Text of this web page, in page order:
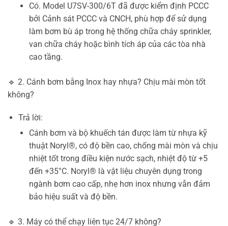
Có. Model U7SV-300/6T đã được kiểm định PCCC
bởi Cảnh sát PCCC và CNCH, phù hợp để sử dụng
làm bơm bù áp trong hệ thống chữa cháy sprinkler,
van chữa cháy hoặc bình tích áp của các tòa nhà
cao tầng.
🔹 2. Cánh bơm bằng Inox hay nhựa? Chịu mài mòn tốt
không?
Trả lời:
Cánh bơm và bộ khuếch tán được làm từ nhựa kỹ
thuật Noryl®, có độ bền cao, chống mài mòn và chịu
nhiệt tốt trong điều kiện nước sạch, nhiệt độ từ +5
đến +35°C. Noryl® là vật liệu chuyên dụng trong
ngành bơm cao cấp, nhẹ hơn inox nhưng vẫn đảm
bảo hiệu suất và độ bền.
🔹 3. Máy có thể chạy liên tục 24/7 không?